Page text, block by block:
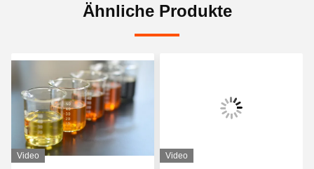
Ähnliche Produkte
Video Video